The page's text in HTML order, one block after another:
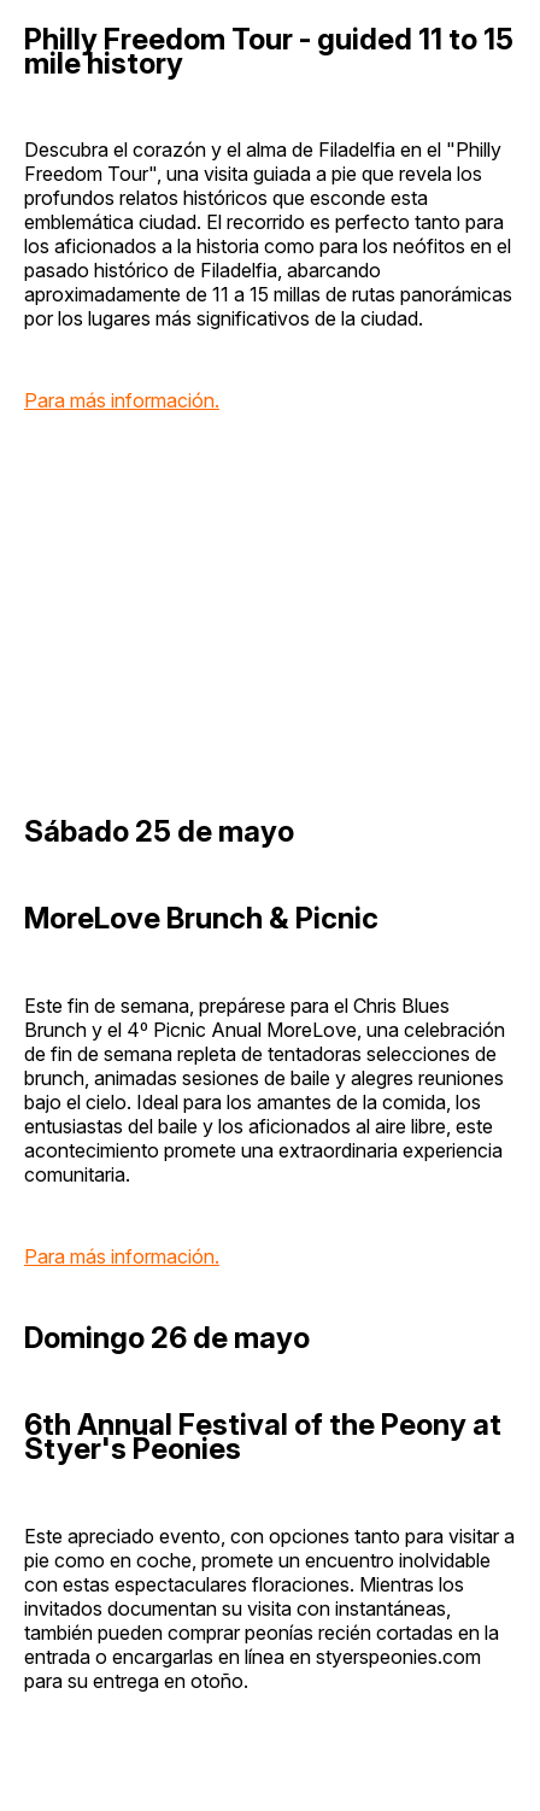
Philly Freedom Tour - guided 11 to 15
mile history
Descubra el corazón y el alma de Filadelfia en el "Philly
Freedom Tour", una visita guiada a pie que revela los
profundos relatos históricos que esconde esta
emblemática ciudad. El recorrido es perfecto tanto para
los aficionados a la historia como para los neófitos en el
pasado histórico de Filadelfia, abarcando
aproximadamente de 11 a 15 millas de rutas panorámicas
por los lugares más significativos de la ciudad.
Para más información.
Sábado 25 de mayo
MoreLove Brunch & Picnic
Este fin de semana, prepárese para el Chris Blues
Brunch y el 4º Picnic Anual MoreLove, una celebración
de fin de semana repleta de tentadoras selecciones de
brunch, animadas sesiones de baile y alegres reuniones
bajo el cielo. Ideal para los amantes de la comida, los
entusiastas del baile y los aficionados al aire libre, este
acontecimiento promete una extraordinaria experiencia
comunitaria.
Para más información.
Domingo 26 de mayo
6th Annual Festival of the Peony at
Styer's Peonies
Este apreciado evento, con opciones tanto para visitar a
pie como en coche, promete un encuentro inolvidable
con estas espectaculares floraciones. Mientras los
invitados documentan su visita con instantáneas,
también pueden comprar peonías recién cortadas en la
entrada o encargarlas en línea en styerspeonies.com
para su entrega en otoño.